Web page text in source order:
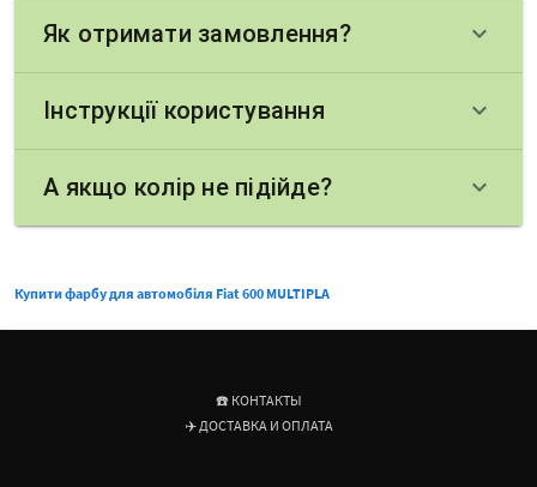
Як отримати замовлення? keyboard_arrow_down
Інструкції користування keyboard_arrow_down
А якщо колір не підійде? keyboard_arrow_down
Купити фарбу для автомобіля Fiat 600 MULTIPLA
☎️ КОНТАКТЫ
✈️ ДОСТАВКА И ОПЛАТА